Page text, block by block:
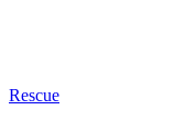
Rescue